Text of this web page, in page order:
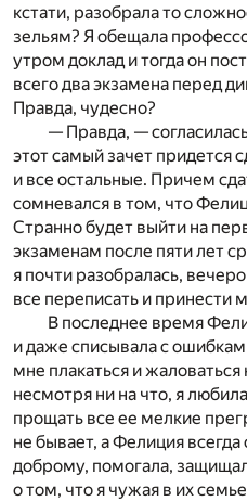
кстати, разобрала то
зельям? Я обещала
утром доклад и тогда он
всего два экзамена перед
Правда, чудесно?
— Правда, —
этот самый зачет придется
и все остальные. Причем
сомневался в том, что
Странно будет выйти на
экзаменам после пяти лет
я почти разобралась,
все переписать и принести
В последнее время
и даже списывала с
мне плакаться и
несмотря ни на что, я
прощать все ее мелкие
не бывает, а Фелиция
доброму, помогала,
о том, что я чужая в их